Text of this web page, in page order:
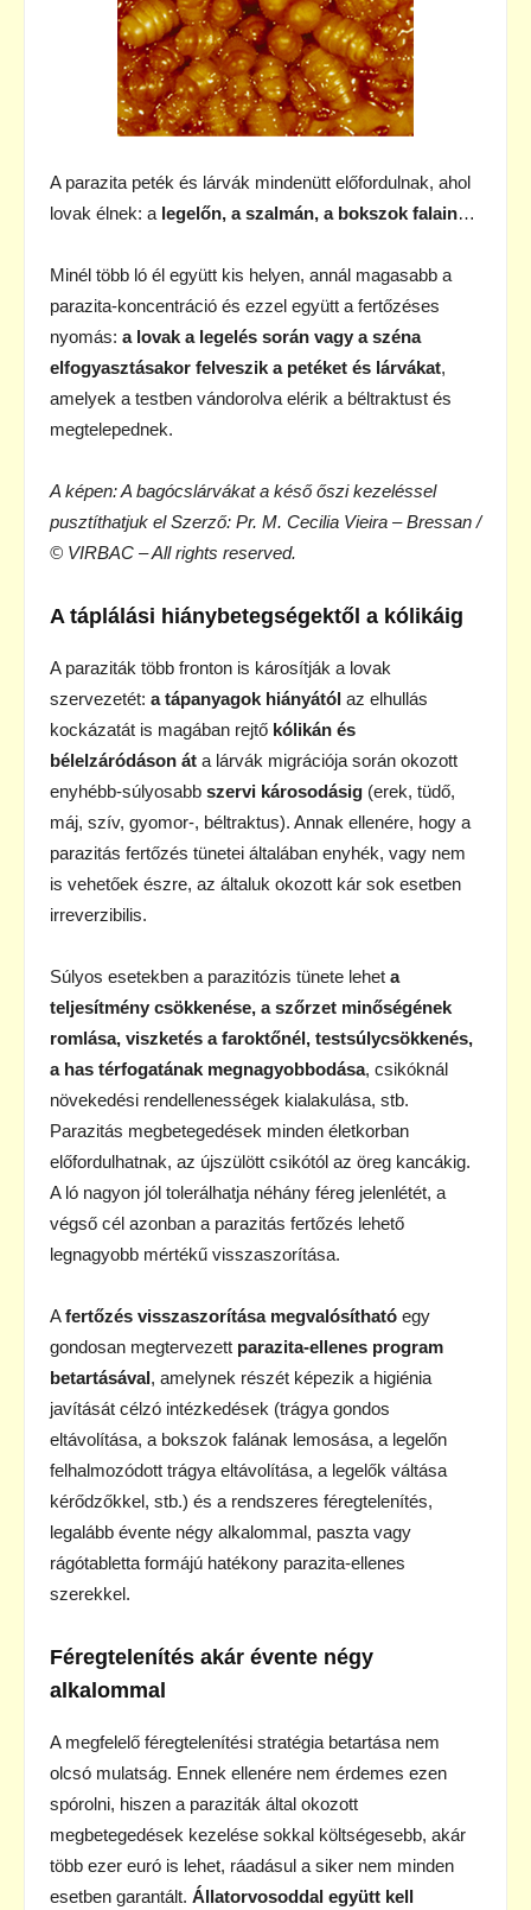
A parazita peték és lárvák mindenütt előfordulnak, ahol
lovak élnek: a legelőn, a szalmán, a bokszok falain…
Minél több ló él együtt kis helyen, annál magasabb a
parazita-koncentráció és ezzel együtt a fertőzéses
nyomás: a lovak a legelés során vagy a széna
elfogyasztásakor felveszik a petéket és lárvákat,
amelyek a testben vándorolva elérik a béltraktust és
megtelepednek.
A képen: A bagócslárvákat a késő őszi kezeléssel
pusztíthatjuk el Szerző: Pr. M. Cecilia Vieira – Bressan /
© VIRBAC – All rights reserved.
A táplálási hiánybetegségektől a kólikáig
A paraziták több fronton is károsítják a lovak
szervezetét: a tápanyagok hiányától az elhullás
kockázatát is magában rejtő kólikán és
bélelzáródáson át a lárvák migrációja során okozott
enyhébb-súlyosabb szervi károsodásig (erek, tüdő,
máj, szív, gyomor-, béltraktus). Annak ellenére, hogy a
parazitás fertőzés tünetei általában enyhék, vagy nem
is vehetőek észre, az általuk okozott kár sok esetben
irreverzibilis.
Súlyos esetekben a parazitózis tünete lehet a
teljesítmény csökkenése, a szőrzet minőségének
romlása, viszketés a faroktőnél, testsúlycsökkenés,
a has térfogatának megnagyobbodása, csikóknál
növekedési rendellenességek kialakulása, stb.
Parazitás megbetegedések minden életkorban
előfordulhatnak, az újszülött csikótól az öreg kancákig.
A ló nagyon jól tolerálhatja néhány féreg jelenlétét, a
végső cél azonban a parazitás fertőzés lehető
legnagyobb mértékű visszaszorítása.
Afertőzés visszaszorítása megvalósítható egy
gondosan megtervezett parazita-ellenes program
betartásával, amelynek részét képezik a higiénia
javítását célzó intézkedések (trágya gondos
eltávolítása, a bokszok falának lemosása, a legelőn
felhalmozódott trágya eltávolítása, a legelők váltása
kérődzőkkel, stb.) és a rendszeres féregtelenítés,
legalább évente négy alkalommal, paszta vagy
rágótabletta formájú hatékony parazita-ellenes
szerekkel.
Féregtelenítés akár évente négy
alkalommal
A megfelelő féregtelenítési stratégia betartása nem
olcsó mulatság. Ennek ellenére nem érdemes ezen
spórolni, hiszen a paraziták által okozott
megbetegedések kezelése sokkal költségesebb, akár
több ezer euró is lehet, ráadásul a siker nem minden
esetben garantált. Állatorvosoddal együtt kell